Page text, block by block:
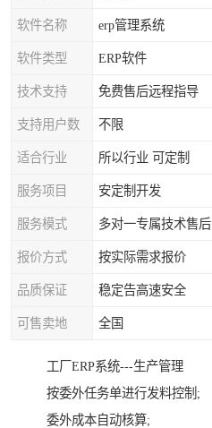
软件名称 erp管理系统
软件类型 ERP软件
技术支持 免费售后远程指导
支持用户数 不限
适合行业 所以行业 可定制
服务项目 安定制开发
服务模式 多对一专属技术售后
报价方式 按实际需求报价
品质保证 稳定告高速安全
可售卖地 全国
工厂ERP系统---生产管理
按委外任务单进行发料控制;
委外成本自动核算;